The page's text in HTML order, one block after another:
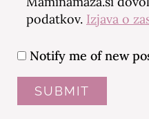
podatkov. Izjava o
Notify me of new